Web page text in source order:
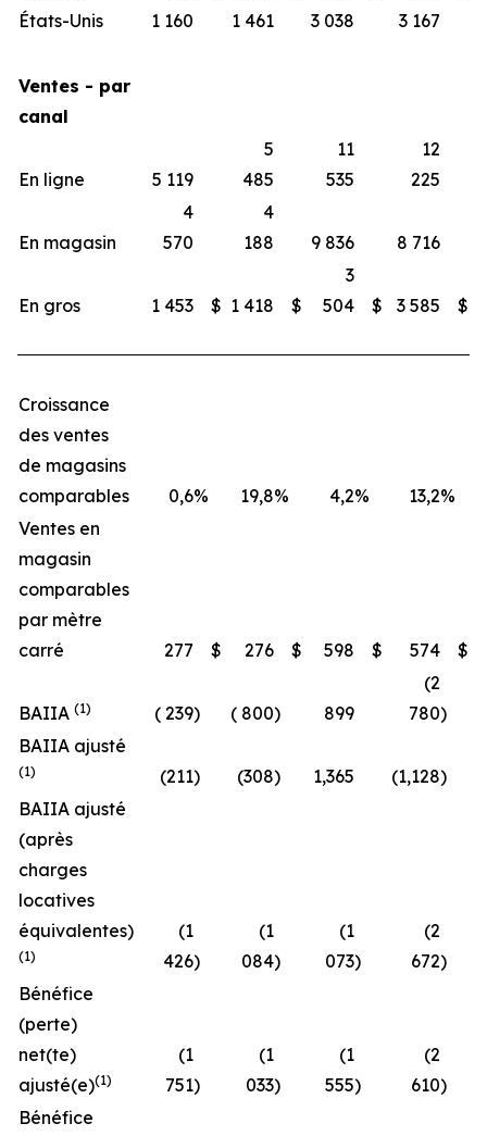
États-Unis
1 160 1 461 3 038 3 167
Ventes - par
canal
En ligne 5 119
5
485
11
535
12
225
En magasin
4
570
4
188
9 836 8 716
En gros 1 453 $ 1 418 $
3
504
$ 3 585 $
Croissance
des ventes
de magasins
comparables
0,6% 19,8% 4,2% 13,2%
Ventes en
magasin
comparables
par mètre
carré
277 $ 276 $ 598 $ 574 $
BAIIA (1) ( 239) ( 800) 899
(2
780)
BAIIA ajusté
(1) (211) (308) 1,365 (1,128)
BAIIA ajusté
(après
charges
locatives
équivalentes)
(1)
(1
426)
(1
084)
(1
073)
(2
672)
Bénéfice
(perte)
net(te)
ajusté(e)(1)
(1
751)
(1
033)
(1
555)
(2
610)
Bénéfice